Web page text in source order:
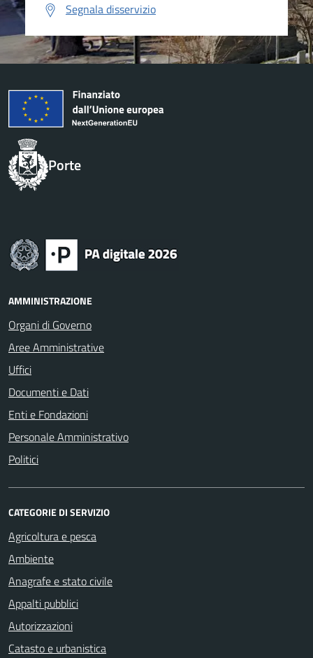
Segnala disservizio
Porte
AMMINISTRAZIONE
Organi di Governo
Aree Amministrative
Uffici
Documenti e Dati
Enti e Fondazioni
Personale Amministrativo
Politici
CATEGORIE DI SERVIZIO
Agricoltura e pesca
Ambiente
Anagrafe e stato civile
Appalti pubblici
Autorizzazioni
Catasto e urbanistica